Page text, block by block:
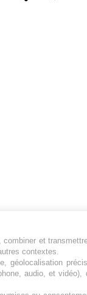
Suivez-nous
et
contextes.
géolocalisation
audio, et vidéo),